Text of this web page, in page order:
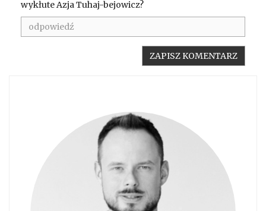
wykłute Azja Tuhaj-bejowicz?